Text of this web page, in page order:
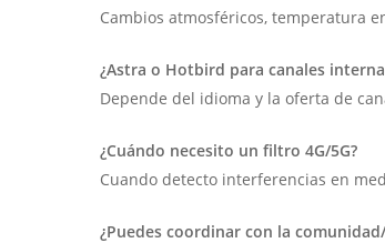
Cambios atmosféricos, temperatura
¿Astra o Hotbird para canales
Depende del idioma y la oferta de
¿Cuándo necesito un filtro 4G/5G?
Cuando detecto interferencias en
¿Puedes coordinar con la